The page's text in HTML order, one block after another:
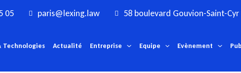
05 paris@lexing.law 58 boulevard Gouvion-Saint-Cyr
Technologies Actualité Entreprise Equipe Evènement